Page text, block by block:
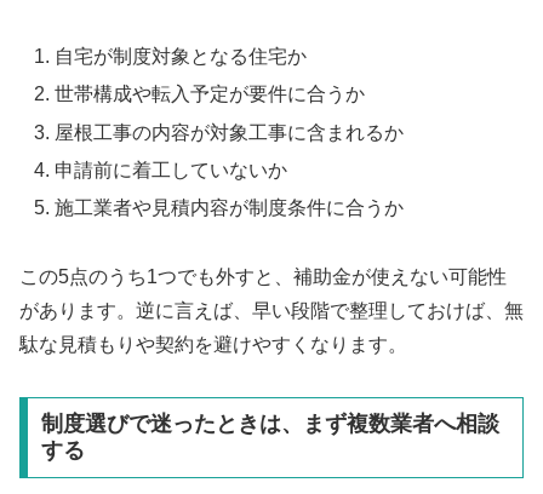
自宅が制度対象となる住宅か
世帯構成や転入予定が要件に合うか
屋根工事の内容が対象工事に含まれるか
申請前に着工していないか
施工業者や見積内容が制度条件に合うか
この5点のうち1つでも外すと、補助金が使えない可能性
があります。逆に言えば、早い段階で整理しておけば、無
駄な見積もりや契約を避けやすくなります。
制度選びで迷ったときは、まず複数業者へ相談
する